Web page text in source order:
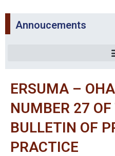
Annoucements
ERSUMA –
NUMBER 27
BULLETIN OF
PRACTICE